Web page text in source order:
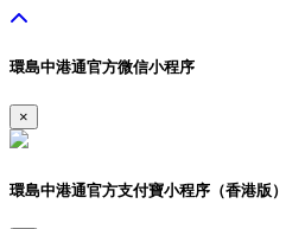
環島中港通官方微信小程序
×
環島中港通官方支付寶小程序（香港版）